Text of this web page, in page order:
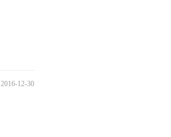
2016-12-30